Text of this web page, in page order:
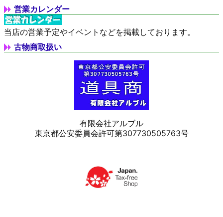
営業カレンダー
当店の営業予定やイベントなどを掲載しております。
古物商取扱い
有限会社アルブル
東京都公安委員会許可第307730505763号